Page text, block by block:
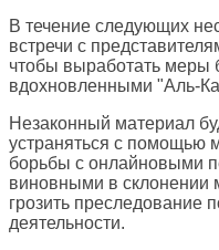
В течение следующих
встречи с
чтобы выработать меры
вдохновленными "Аль-
Незаконный материал
устраняться с помощью
борьбы с онлайновыми
виновными в склонении
грозить преследование
деятельности.